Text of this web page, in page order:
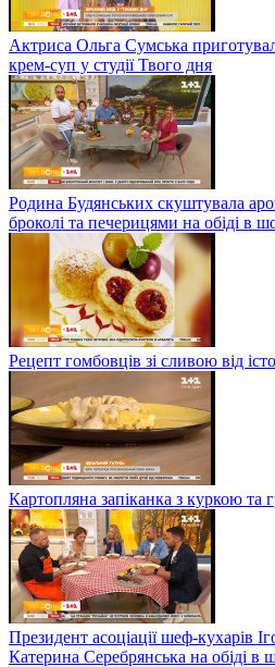
Актриса Ольга Сумська
крем-суп у студії Твого дня
Родина Будянських скуштувала
броколі та печерицями на обіді в
Рецепт гомбовців зі сливою від
Картопляна запіканка з куркою та
Президент асоціації шеф-кухарів
Катерина Серебрянська на обіді в